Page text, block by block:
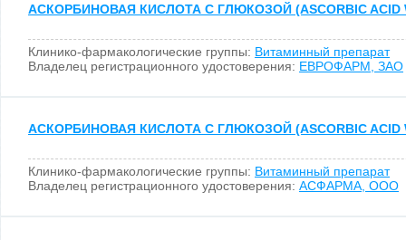
АСКОРБИНОВАЯ КИСЛОТА С ГЛЮКОЗОЙ (ASCORBIC ACID
Клинико-фармакологические группы: Витаминный препарат
Владелец регистрационного удостоверения: ЕВРОФАРМ, ЗАО
АСКОРБИНОВАЯ КИСЛОТА С ГЛЮКОЗОЙ (ASCORBIC ACID
Клинико-фармакологические группы: Витаминный препарат
Владелец регистрационного удостоверения: АСФАРМА, ООО